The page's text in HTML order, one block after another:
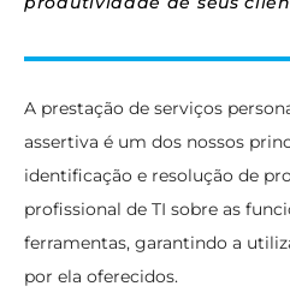
A prestação de serviços
assertiva é um dos nossos
identificação e resolução de
profissional de TI sobre as
ferramentas, garantindo a
por ela oferecidos.